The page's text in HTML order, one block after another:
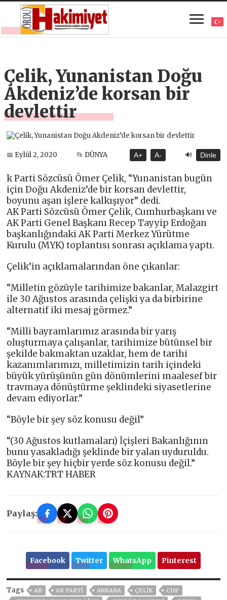
Çelik, Yunanistan Doğu
Akdeniz’de korsan bir
devlettir
📅 Eylül 2, 2020 📂 DÜNYA A+ A- 🔊 Dinle
k Parti Sözcüsü Ömer Çelik, “Yunanistan bugün
için Doğu Akdeniz’de bir korsan devlettir,
boyunu aşan işlere kalkışıyor” dedi.
AK Parti Sözcüsü Ömer Çelik, Cumhurbaşkanı ve
AK Parti Genel Başkanı Recep Tayyip Erdoğan
başkanlığındaki AK Parti Merkez Yürütme
Kurulu (MYK) toplantısı sonrası açıklama yaptı.
Çelik’in açıklamalarından öne çıkanlar:
“Milletin gözüyle tarihimize bakanlar, Malazgirt
ile 30 Ağustos arasında çelişki ya da birbirine
alternatif iki mesaj görmez.”
“Milli bayramlarımız arasında bir yarış
oluşturmaya çalışanlar, tarihimize bütünsel bir
şekilde bakmaktan uzaklar, hem de tarihi
kazanımlarımızı, milletimizin tarih içindeki
büyük yürüşünün gün dönümlerini maalesef bir
travmaya dönüştürme şeklindeki siyasetlerine
devam ediyorlar.”
“Böyle bir şey söz konusu değil”
“(30 Ağustos kutlamaları) İçişleri Bakanlığının
bunu yasakladığı şeklinde bir yalan uyduruldu.
Böyle bir şey hiçbir yerde söz konusu değil.”
KAYNAK:TRT HABER
Paylaş:
Facebook Twitter WhatsApp Pinterest
Tags AB AK PARTİ ANKARA ÇELIK
CHP